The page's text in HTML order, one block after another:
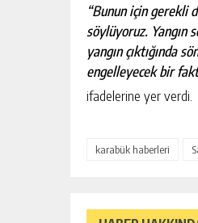
“Bunun için gerekli
söylüyoruz.
yangın çıktığında
engelleyecek bir
ifadelerine yer verdi.
karabük haberleri